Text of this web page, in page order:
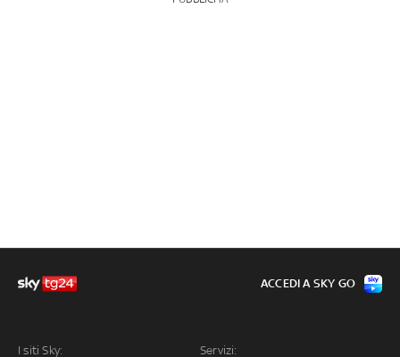
I siti Sky: Servizi:
ACCEDI A SKY GO